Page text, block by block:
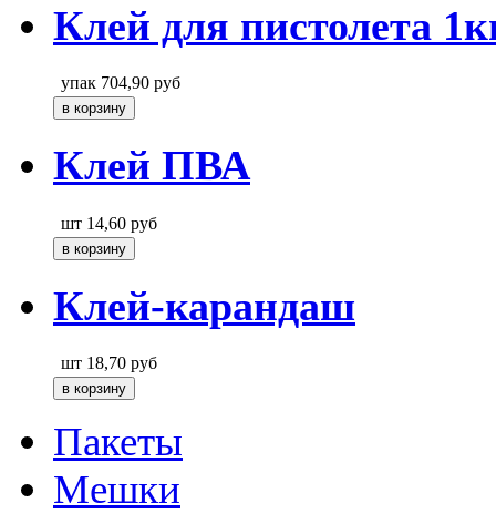
Клей для пистолета
упак 704,90 руб
Клей ПВА
шт 14,60 руб
Клей-карандаш
шт 18,70 руб
Пакеты
Мешки